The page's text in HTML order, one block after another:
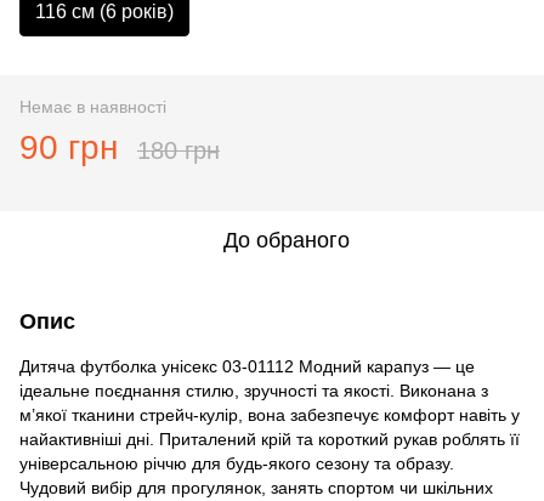
116 см (6 років)
Немає в наявності
90 грн 180 грн
До обраного
Опис
Дитяча футболка унісекс 03-01112 Модний карапуз — це
ідеальне поєднання стилю, зручності та якості. Виконана з
м’якої тканини стрейч-кулір, вона забезпечує комфорт навіть у
найактивніші дні. Приталений крій та короткий рукав роблять її
універсальною річчю для будь-якого сезону та образу.
Чудовий вибір для прогулянок, занять спортом чи шкільних